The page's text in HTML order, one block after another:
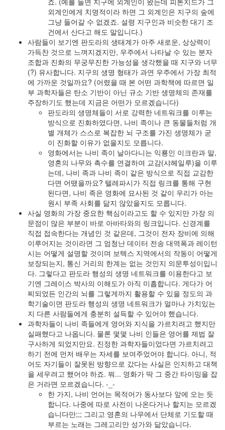
외계인에게 치명적이라 하면 그 외계인은 지구의 숲에
그냥 들어갈 수 없겠죠. 설령 지구인과 비슷한 대기 조
건에서 산다고 해도 말입니다.)
사람들이 보기엔 판도라의 생태계가 아주 새로운, 상상력이
가득찬 것으로 느껴지겠지만, 우주에서 나타날 수 있는 분자
조합과 진화의 무궁무진한 가능성을 생각했을 때 지구와 너무
(?) 유사합니다. 지구의 생명 형태가 과연 우주에서 가장 최적
에 가까운 것일까요? (어렸을 때 본 어떤 과학책에 따르면 일
부 과학자들은 탄소 기반이 아닌 규소 기반 생명체의 존재를
주장하기도 했는데 지금은 어떤가 모르겠습니다)
판도라의 생명체들이 서로 강력한 네트워크를 이루는
방식으로 진화하였다면, 나비 족이나 큰 동물들처럼 개
별 개체가 스스로 복잡한 뇌 구조를 가진 생명체가 굳
이 진화할 이유가 없을지도 모릅니다.
영화에서는 나비 족이 날아다니는 익룡인 이크란과 말,
영혼의 나무와 촉수를 연결하여 교감(샤헤일루)을 이루
는데, 나비 족과 나비 족이 같은 방식으로 직접 교감한
다면 어땠을까요? 텔레파시가 직접 링크를 통해 구현
된다면, 나비 족은 영화에 묘사된 것 같이 우리가 아는
원시 부족 사회를 닮지 않았을지도 모릅니다.
사실 영화의 가장 중요한 핵심이라고도 할 수 있지만 가장 의
문점이 많은 부분이 바로 아바타와의 링크입니다. 신경계를
직접 접속한다는 개념인 것 같은데, 그것이 전자 장비에 의해
이루어지는 것이라면 그 엄청난 데이터 전송 대역폭과 레이턴
시는 어떻게 설명할 것이며 보텍스 지역에서의 작동이 어떻게
보장되는지, 통신 거리의 한계는 없는 것인지 의문투성이입니
다. 그렇다고 판도라 행성의 생명 네트워크를 이용한다고 보
기엔 그레이스 박사의 이해도가 아직 미흡합니다. 게다가 어
찌되었든 인간의 뇌를 그렇게까지 활용할 수 있을 정도의 과
학기술이면 판도라 행성의 생명 네트워크가 얼마나 가치있는
지 다른 사람들에게 충분히 설득할 수 있어야 했습니다.
과학자들이 나비 족들에게 영어와 지식을 가르치려고 했지만
실패했다고 나옵니다. 물론 몇몇 나비 인들은 영어를 제법 잘
구사하게 되었지만요. 진정한 과학자들이었다면 가르치려고
하기 전에 먼저 배우는 자세를 보여주었어야 합니다. 아니, 적
어도 자기들이 잘못된 방향으로 갔다는 사실은 인지하고 대책
을 세우려고 했어야 하죠. 뭐... 영화가 딱 그 중간 타이밍을 잡
은 거라면 모르겠습니다. -_-
한 가지, 나비 언어는 목적어가 동사보다 앞에 오는 듯
합니다. 나중에 따로 사전이 나온다거나 할지는 모르겠
습니다만;;; 그리고 영혼의 나무에서 단체로 기도할 때
부르는 노래는 그레고리안 성가와 닮았습니다.